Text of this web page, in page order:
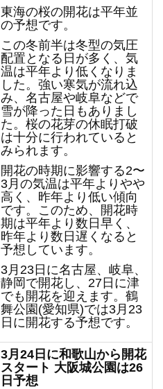
東海の桜の開花は平年並
の予想です。
この冬前半は冬型の気圧
配置となる日が多く、気
温は平年より低くなりま
した。強い寒気が流れ込
み、名古屋や岐阜などで
雪が降った日もありまし
た。桜の花芽の休眠打破
は十分に行われていると
みられます。
開花の時期に影響する2〜
3月の気温は平年よりやや
高く、昨年より低い傾向
です。このため、開花時
期は平年より数日早く、
昨年より数日遅くなると
予想しています。
3月23日に名古屋、岐阜、
静岡で開花し、27日に津
でも開花を迎えます。鶴
舞公園(愛知県)では3月23
日に開花する予想です。
3月24日に和歌山から開花
スタート 大阪城公園は26
日予想